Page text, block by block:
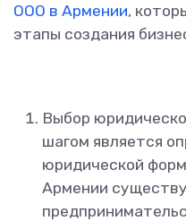
ООО в Армении,
этапы создания
Выбор
шагом является
юридической
Армении